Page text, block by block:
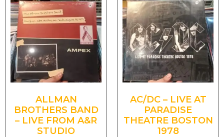
ALLMAN
BROTHERS BAND
– LIVE FROM A&R
STUDIO
AC/DC – LIVE AT
PARADISE
THEATRE BOSTON
1978